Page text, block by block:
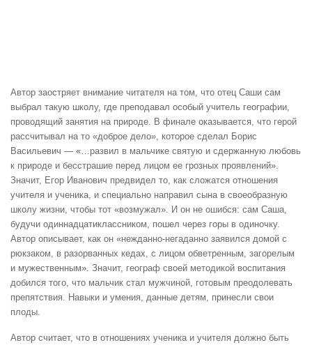
Автор заостряет внимание читателя на том, что отец Саши сам
выбрал такую школу, где преподавал особый учитель географии,
проводящий занятия на природе. В финале оказывается, что герой
рассчитывал на то «доброе дело», которое сделал Борис
Васильевич — «…развил в мальчике святую и сдержанную любовь
к природе и бесстрашие перед лицом ее грозных проявлений».
Значит, Егор Иванович предвидел то, как сложатся отношения
учителя и ученика, и специально направил сына в своеобразную
школу жизни, чтобы тот «возмужал». И он не ошибся: сам Саша,
будучи одиннадцатиклассником, пошел через горы в одиночку.
Автор описывает, как он «нежданно-негаданно заявился домой с
рюкзаком, в разорванных кедах, с лицом обветренным, загорелым
и мужественным». Значит, географ своей методикой воспитания
добился того, что мальчик стал мужчиной, готовым преодолевать
препятствия. Навыки и умения, данные детям, принесли свои
плоды.
Автор считает, что в отношениях ученика и учителя должно быть